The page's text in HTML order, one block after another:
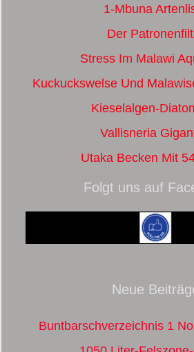
1-Mbuna
Der
Stress Im Malawi
Kuckuckswelse Und
Kieselalgen-
Vallisneria
Utaka Becken Mit
Folgt uns auf
Neue
Buntbarschverzeichnis 1